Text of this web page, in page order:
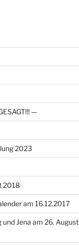
—
2023
2018
am 16.12.2017
Jena am 26. August